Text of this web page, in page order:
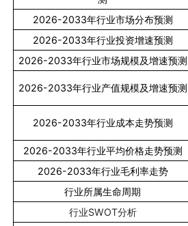
2026-2033年行业市场分布预测
2026-2033年行业投资增速预测
2026-2033年行业市场规模及增速预测
2026-2033年行业产值规模及增速预测
2026-2033年行业成本走势预测
2026-2033年行业平均价格走势预测
2026-2033年行业毛利率走势
行业所属生命周期
行业SWOT分析